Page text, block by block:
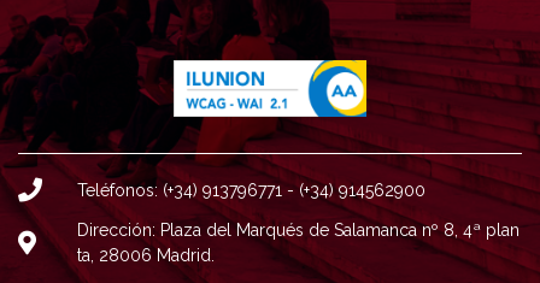
Teléfonos: (+34) 913796771 - (+34) 914562900
Dirección: Plaza del Marqués de Salamanca nº 8, 4ª plan
ta, 28006 Madrid.